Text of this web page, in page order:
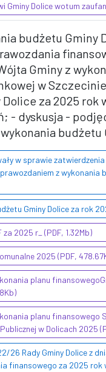
Gminy Dolice wotum
budżetu
Gminy z
w
za 2025
- dyskusja -
budżetu
w sprawie
z wykonania
Gminy Dolice za rok
2025 r_ (PDF, 1.32Mb)
2025 (PDF,
planu
planu finansowego
w Dolicach 2025
26 Rady Gminy Dolice z
finansowego za 2025 rok